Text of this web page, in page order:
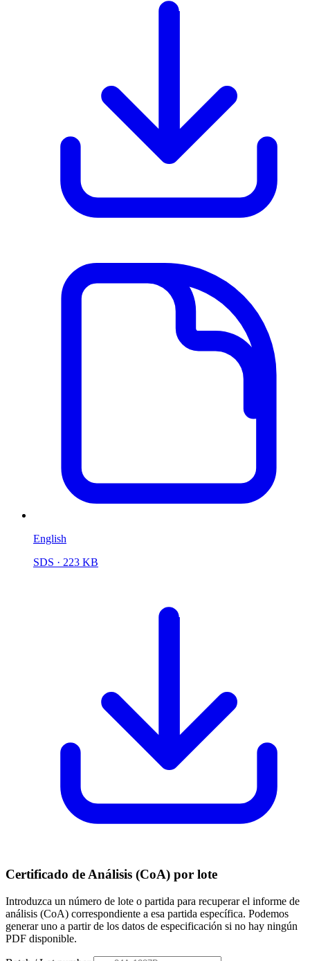
English
SDS · 223 KB
Certificado de Análisis (CoA) por lote
Introduzca un número de lote o partida para recuperar el informe de
análisis (CoA) correspondiente a esa partida específica. Podemos
generar uno a partir de los datos de especificación si no hay ningún
PDF disponible.